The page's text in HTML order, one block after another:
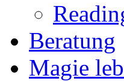
Beratung
Magie